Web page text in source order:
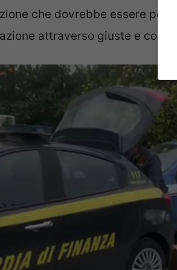
che dovrebbe essere
attraverso giuste e